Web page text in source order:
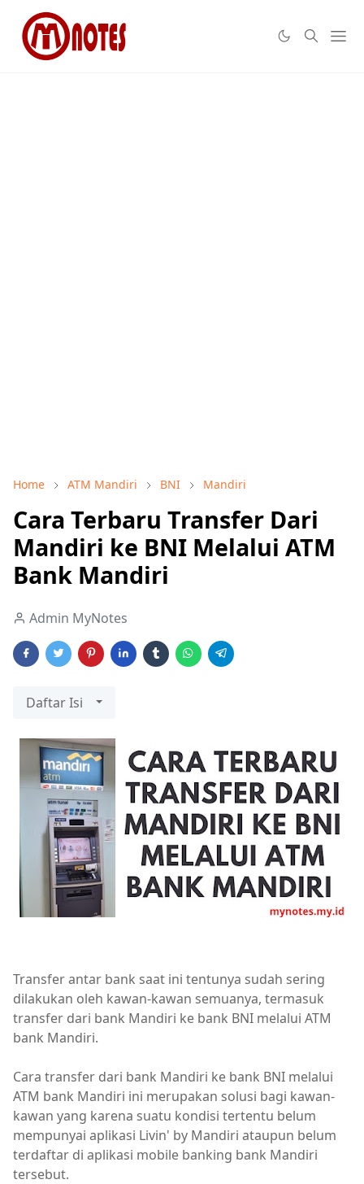
Home ATM Mandiri BNI Mandiri
Cara Terbaru Transfer Dari
Mandiri ke BNI Melalui ATM
Bank Mandiri
Admin MyNotes
Daftar Isi
Transfer antar bank saat ini tentunya sudah sering
dilakukan oleh kawan-kawan semuanya, termasuk
transfer dari bank Mandiri ke bank BNI melalui ATM
bank Mandiri.
Cara transfer dari bank Mandiri ke bank BNI melalui
ATM bank Mandiri ini merupakan solusi bagi kawan-
kawan yang karena suatu kondisi tertentu belum
mempunyai aplikasi Livin' by Mandiri ataupun belum
terdaftar di aplikasi mobile banking bank Mandiri
tersebut.